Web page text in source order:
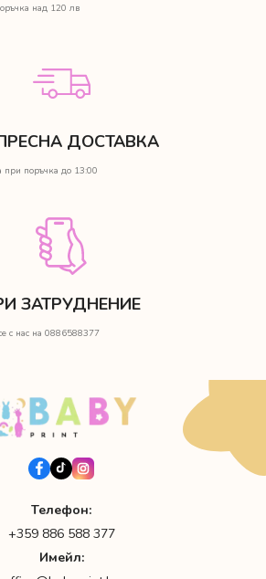
над 120 лв
ДОСТАВКА
при поръчка до 13:00
ЗАТРУДНЕНИЕ
с нас на 0886588377
Телефон:
+359 886 588 377
Имейл: